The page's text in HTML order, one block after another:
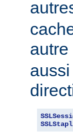
autre